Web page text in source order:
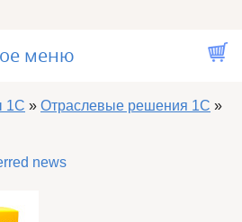
меню
1С » Отраслевые решения 1С »
вкладка)
news